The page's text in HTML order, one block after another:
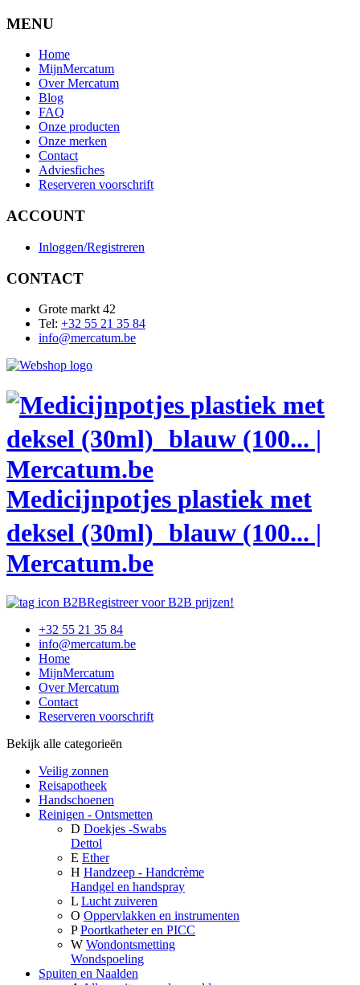
MENU
Home
MijnMercatum
Over Mercatum
Blog
FAQ
Onze producten
Onze merken
Contact
Adviesfiches
Reserveren voorschrift
ACCOUNT
Inloggen/Registreren
CONTACT
Grote markt 42
Tel: +32 55 21 35 84
info@mercatum.be
Medicijnpotjes plastiek met
deksel (30ml) blauw (100... |
Mercatum.be
Registreer voor B2B prijzen!
+32 55 21 35 84
info@mercatum.be
Home
MijnMercatum
Over Mercatum
Contact
Reserveren voorschrift
Bekijk alle categorieën
Veilig zonnen
Reisapotheek
Handschoenen
Reinigen - Ontsmetten
D Doekjes -Swabs
Dettol
E Ether
H Handzeep - Handcrème
Handgel en handspray
L Lucht zuiveren
O Oppervlakken en instrumenten
P Poortkatheter en PICC
W Wondontsmetting
Wondspoeling
Spuiten en Naalden